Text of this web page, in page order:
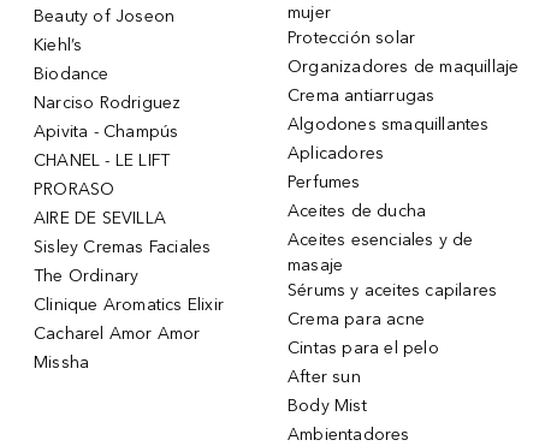
Beauty of Joseon
Kiehl’s
Biodance
Narciso Rodriguez
Apivita - Champús
CHANEL - LE LIFT
PRORASO
AIRE DE SEVILLA
Sisley Cremas Faciales
The Ordinary
Clinique Aromatics Elixir
Cacharel Amor Amor
Missha
mujer
Protección solar
Organizadores de maquillaje
Crema antiarrugas
Algodones smaquillantes
Aplicadores
Perfumes
Aceites de ducha
Aceites esenciales y de
masaje
Sérums y aceites capilares
Crema para acne
Cintas para el pelo
After sun
Body Mist
Ambientadores